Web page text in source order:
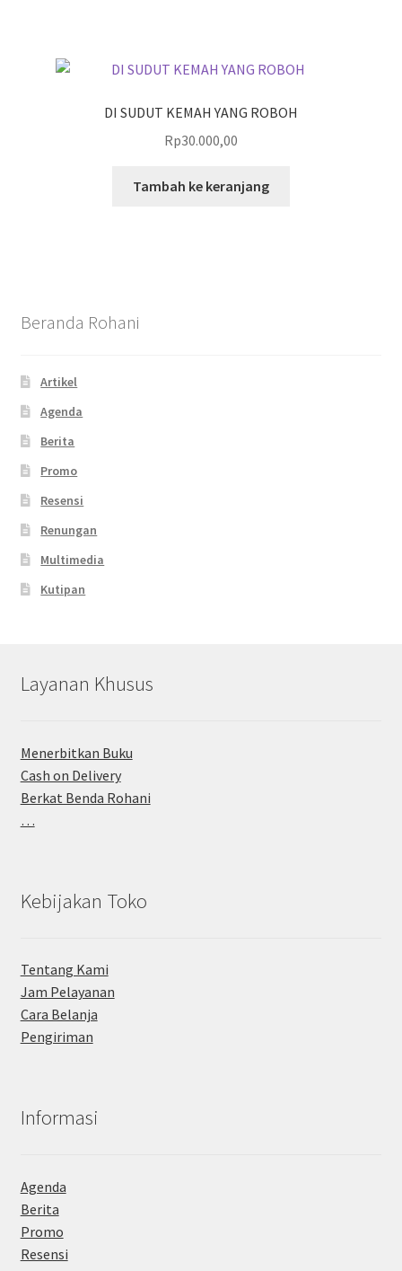
DI SUDUT KEMAH YANG ROBOH
Rp30.000,00
Tambah ke keranjang
Beranda Rohani
Artikel
Agenda
Berita
Promo
Resensi
Renungan
Multimedia
Kutipan
Layanan Khusus
Menerbitkan Buku
Cash on Delivery
Berkat Benda Rohani
…
Kebijakan Toko
Tentang Kami
Jam Pelayanan
Cara Belanja
Pengiriman
Informasi
Agenda
Berita
Promo
Resensi